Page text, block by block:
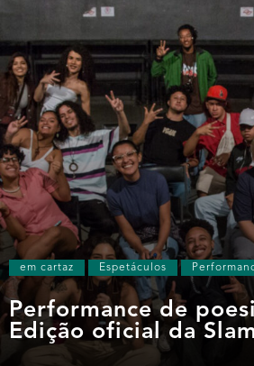
em cartaz Espetáculos
Performance de
Edição oficial da